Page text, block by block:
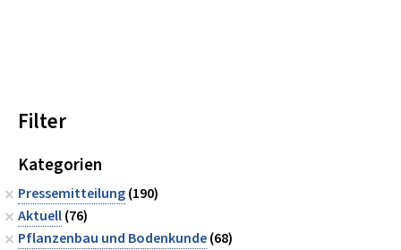
Filter
Kategorien
Pressemitteilung(190)
Aktuell(76)
Pflanzenbau und Bodenkunde(68)